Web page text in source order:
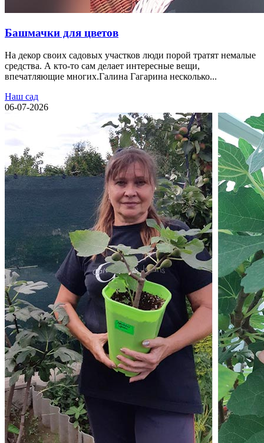
Башмачки для цветов
На декор своих садовых участков люди порой тратят немалые
средства. А кто-то сам делает интересные вещи,
впечатляющие многих.Галина Гагарина несколько...
Наш сад
06-07-2026